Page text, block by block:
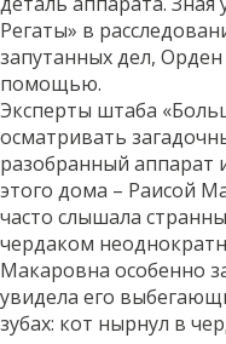
Регаты» в
запутанных дел,
помощью.
Эксперты штаба
осматривать
разобранный аппарат
этого дома – Раисой
часто слышала
чердаком
Макаровна особенно
увидела его
зубах: кот нырнул в